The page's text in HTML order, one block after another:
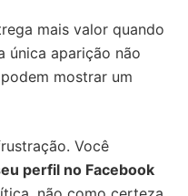
mais valor quando
única aparição não
mostrar um
Você
perfil no Facebook